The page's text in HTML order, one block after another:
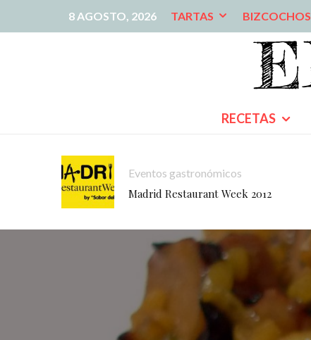
8 AGOSTO, 2026 TARTAS BIZCOCHOS
RECETAS
Eventos gastronómicos
Madrid Restaurant Week 2012